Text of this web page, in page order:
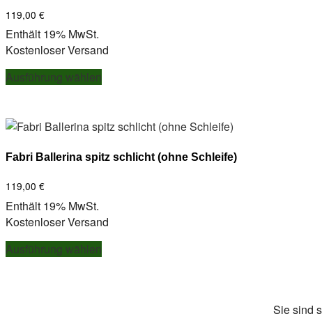
119,00 €
Enthält 19% MwSt.
Kostenloser Versand
Ausführung wählen
Dieses
Produkt
Varianten
Die
der
Produktseite
gewählt
Fabri Ballerina spitz schlicht (ohne Schleife)
119,00 €
Enthält 19% MwSt.
Kostenloser Versand
Ausführung wählen
Dieses
Produkt
Sie sind